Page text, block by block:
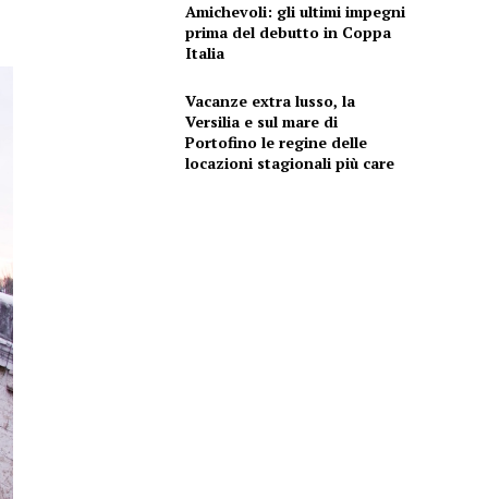
Amichevoli: gli ultimi impegni
prima del debutto in Coppa
Italia
Vacanze extra lusso, la
Versilia e sul mare di
Portofino le regine delle
locazioni stagionali più care